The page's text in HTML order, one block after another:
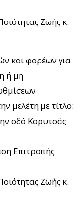
Ζωής κ.
και φορέων για
ή μη
μελέτη με τίτλο:
οδό Κορυτσάς
Επιτροπής
Ζωής κ.